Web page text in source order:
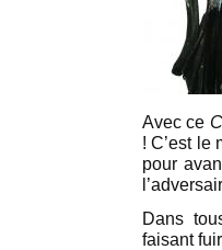
Avec ce
! C’est le
pour
Dans
faisant